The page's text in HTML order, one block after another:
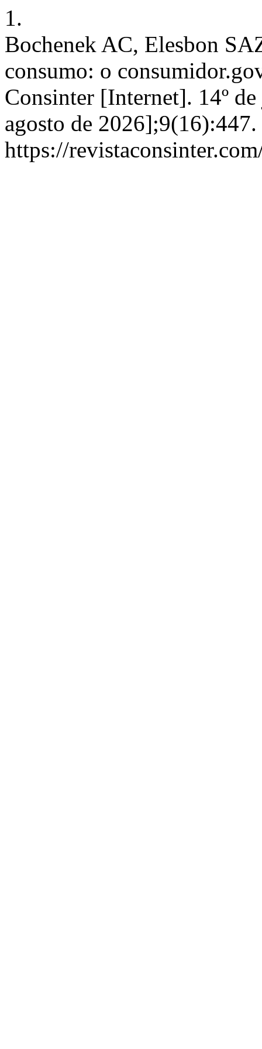
1.
Bochenek AC, Elesbon
consumo: o
Consinter [Internet]. 14º
agosto de
https://